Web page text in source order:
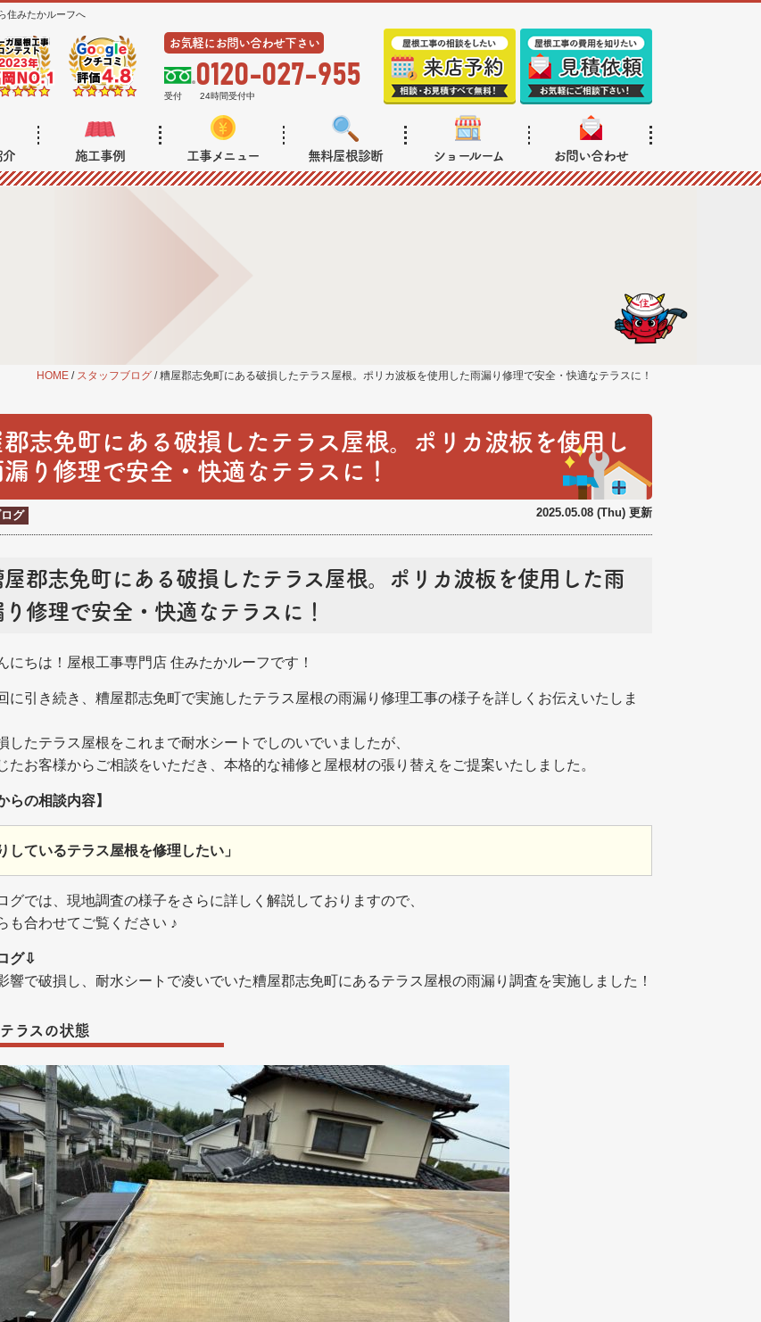
住みたかルーフへ
お気軽にお問い合わせ下さい
0120-027-955
受付 24時間受付中
介 施工事例 工事メニュー 無料屋根診断 ショールーム お問い合わせ
HOME / スタッフブログ /糟屋郡志免町にある破損したテラス屋根。ポリカ波板を使用した雨漏り修理で安全・快適なテラスに！
志免町にある破損したテラス屋根。ポリカ波板を使用し
漏り修理で安全・快適なテラスに！
グ 2025.05.08 (Thu) 更新
屋郡志免町にある破損したテラス屋根。ポリカ波板を使用した雨
り修理で安全・快適なテラスに！
にちは！屋根工事専門店 住みたかルーフです！
に引き続き、糟屋郡志免町で実施したテラス屋根の雨漏り修理工事の様子を詳しくお伝えいたしま
したテラス屋根をこれまで耐水シートでしのいでいましたが、
たお客様からご相談をいただき、本格的な補修と屋根材の張り替えをご提案いたしました。
らの相談内容】
しているテラス屋根を修理したい」
グでは、現地調査の様子をさらに詳しく解説しておりますので、
も合わせてご覧ください ♪
グ⇩
響で破損し、耐水シートで凌いでいた糟屋郡志免町にあるテラス屋根の雨漏り調査を実施しました！
ラスの状態